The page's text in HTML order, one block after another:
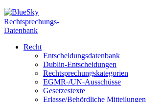
Rechtsprechungs-
Datenbank
Recht
Entscheidungsdatenbank
Dublin-Entscheidungen
Rechtsprechungskategorien
EGMR-/UN-Ausschüsse
Gesetzestexte
Erlasse/Behördliche Mitteilungen